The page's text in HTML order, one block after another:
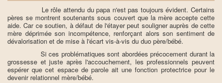
Le rôle attendu du papa n'est pas toujours évident. Certains
pères se montrent soutenants sous couvert que la mère accepte cette
aide. Car ce soutien, à défaut de l'étayer peut souligner auprès de cette
mère déprimée son incompétence, renforçant alors son sentiment de
dévalorisation et de mise à l'écart vis-à-vis du duo père/bébé.
Si ces problématiques sont abordées précocement durant la
grossesse et juste après l'accouchement, les professionnels peuvent
espérer que cet espace de parole ait une fonction protectrice pour le
devenir relationnel mère/bébé.